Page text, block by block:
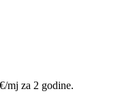
mj za 2 godine.